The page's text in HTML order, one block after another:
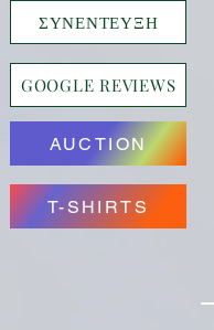
ΣΥΝΕΝΤΕΥΞΗ
GOOGLE REVIEWS
AUCTION
T-SHIRTS